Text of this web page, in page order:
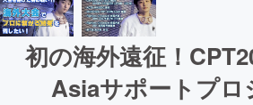
初の海外遠征！
Asiaサポートプ